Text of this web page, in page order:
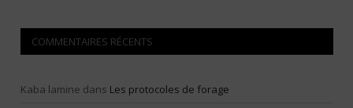
COMMENTAIRES RÉCENTS
Kaba lamine dans Les protocoles de forage